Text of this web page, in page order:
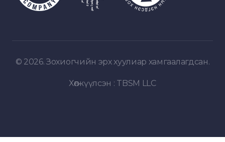
© 2026. Зохиогчийн эрх хуулиар хамгаалагдсан.
Хөгжүүлсэн : TBSM LLC